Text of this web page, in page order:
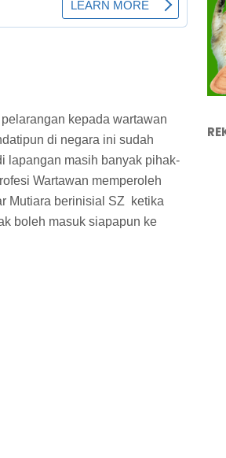
kepada wartawan
di negara ini sudah
lapangan masih banyak pihak-
Wartawan memperoleh
Mutiara berinisial SZ ketika
boleh masuk siapapun ke